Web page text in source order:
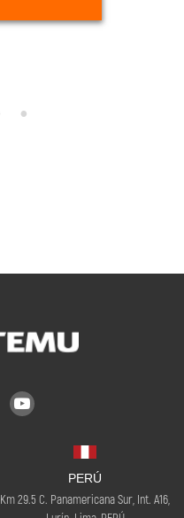

PERÚ
Km 29.5 C. Panamericana Sur, Int. A16,